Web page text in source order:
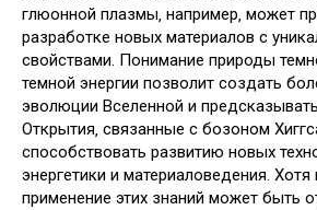
глюонной плазмы‚ например‚ может
разработке новых материалов с
свойствами. Понимание природы
темной энергии позволит создать
эволюции Вселенной и
Открытия‚ связанные с бозоном
способствовать развитию новых
энергетики и материаловедения.
применение этих знаний может быть